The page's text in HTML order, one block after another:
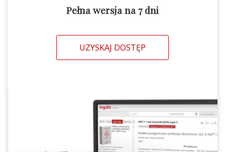
Pełna wersja na 7 dni
UZYSKAJ DOSTĘP